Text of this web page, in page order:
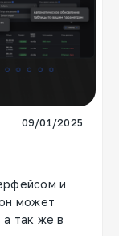
09/01/2025
и
может
так же в